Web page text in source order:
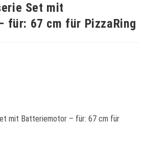
Set mit
für: 67 cm für PizzaRing
mit Batteriemotor – für: 67 cm für